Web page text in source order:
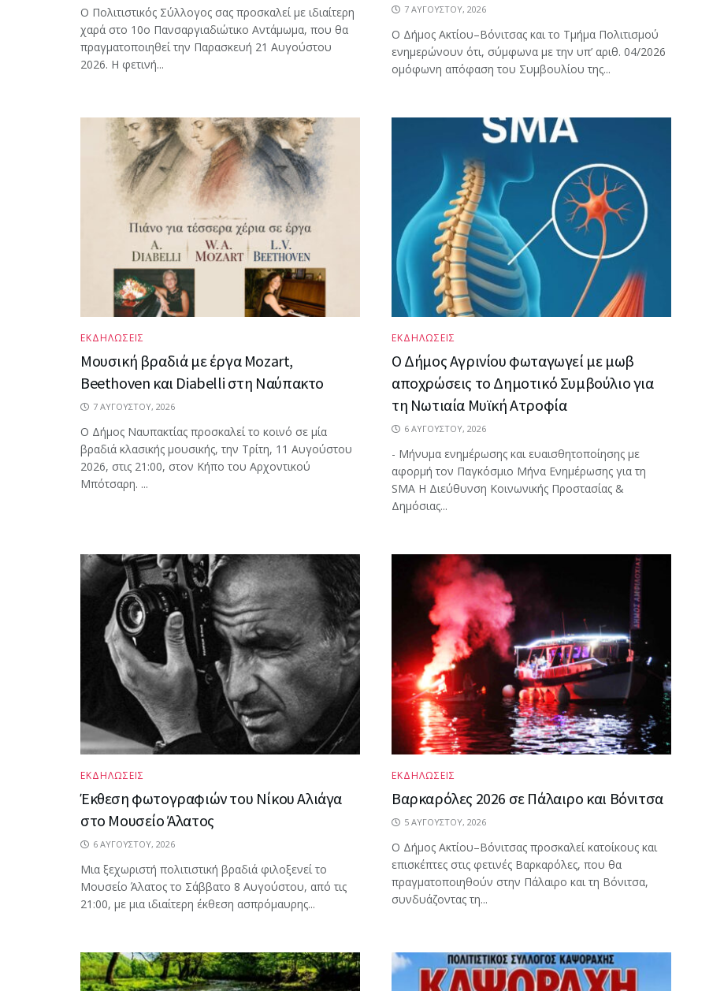
Ο Πολιτιστικός Σύλλογος σας προσκαλεί με ιδιαίτερη
χαρά στο 10ο Πανσαργιαδιώτικο Αντάμωμα, που θα
πραγματοποιηθεί την Παρασκευή 21 Αυγούστου
2026. Η φετινή...
7 ΑΥΓΟΎΣΤΟΥ, 2026
Ο Δήμος Ακτίου–Βόνιτσας και το Τμήμα Πολιτισμού
ενημερώνουν ότι, σύμφωνα με την υπ’ αριθ. 04/2026
ομόφωνη απόφαση του Συμβουλίου της...
ΕΚΔΗΛΩΣΕΙΣ
Μουσική βραδιά με έργα Mozart,
Beethoven και Diabelli στη Ναύπακτο
7 ΑΥΓΟΎΣΤΟΥ, 2026
Ο Δήμος Ναυπακτίας προσκαλεί το κοινό σε μία
βραδιά κλασικής μουσικής, την Τρίτη, 11 Αυγούστου
2026, στις 21:00, στον Κήπο του Αρχοντικού
Μπότσαρη. ...
ΕΚΔΗΛΩΣΕΙΣ
Ο Δήμος Αγρινίου φωταγωγεί με μωβ
αποχρώσεις το Δημοτικό Συμβούλιο για
τη Νωτιαία Μυϊκή Ατροφία
6 ΑΥΓΟΎΣΤΟΥ, 2026
- Μήνυμα ενημέρωσης και ευαισθητοποίησης με
αφορμή τον Παγκόσμιο Μήνα Ενημέρωσης για τη
SMA Η Διεύθυνση Κοινωνικής Προστασίας &
Δημόσιας...
ΕΚΔΗΛΩΣΕΙΣ
Έκθεση φωτογραφιών του Νίκου Αλιάγα
στο Μουσείο Άλατος
6 ΑΥΓΟΎΣΤΟΥ, 2026
Μια ξεχωριστή πολιτιστική βραδιά φιλοξενεί το
Μουσείο Άλατος το Σάββατο 8 Αυγούστου, από τις
21:00, με μια ιδιαίτερη έκθεση ασπρόμαυρης...
ΕΚΔΗΛΩΣΕΙΣ
Βαρκαρόλες 2026 σε Πάλαιρο και Βόνιτσα
5 ΑΥΓΟΎΣΤΟΥ, 2026
Ο Δήμος Ακτίου–Βόνιτσας προσκαλεί κατοίκους και
επισκέπτες στις φετινές Βαρκαρόλες, που θα
πραγματοποιηθούν στην Πάλαιρο και τη Βόνιτσα,
συνδυάζοντας τη...